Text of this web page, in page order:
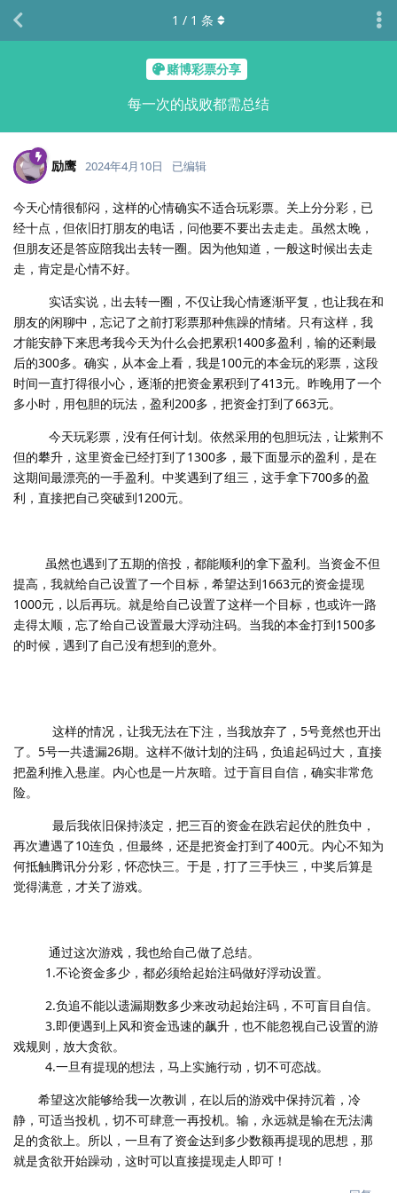
赌博彩票分享
每一次的战败都需总结
1 / 1 条
励鹰 2024年4月10日 已编辑
今天心情很郁闷，这样的心情确实不适合玩彩票。关上分分彩，已
经十点，但依旧打朋友的电话，问他要不要出去走走。虽然太晚，
但朋友还是答应陪我出去转一圈。因为他知道，一般这时候出去走
走，肯定是心情不好。
实话实说，出去转一圈，不仅让我心情逐渐平复，也让我在和
朋友的闲聊中，忘记了之前打彩票那种焦躁的情绪。只有这样，我
才能安静下来思考我今天为什么会把累积1400多盈利，输的还剩最
后的300多。确实，从本金上看，我是100元的本金玩的彩票，这段
时间一直打得很小心，逐渐的把资金累积到了413元。昨晚用了一个
多小时，用包胆的玩法，盈利200多，把资金打到了663元。
今天玩彩票，没有任何计划。依然采用的包胆玩法，让紫荆不
但的攀升，这里资金已经打到了1300多，最下面显示的盈利，是在
这期间最漂亮的一手盈利。中奖遇到了组三，这手拿下700多的盈
利，直接把自己突破到1200元。
虽然也遇到了五期的倍投，都能顺利的拿下盈利。当资金不但
提高，我就给自己设置了一个目标，希望达到1663元的资金提现
1000元，以后再玩。就是给自己设置了这样一个目标，也或许一路
走得太顺，忘了给自己设置最大浮动注码。当我的本金打到1500多
的时候，遇到了自己没有想到的意外。
这样的情况，让我无法在下注，当我放弃了，5号竟然也开出
了。5号一共遗漏26期。这样不做计划的注码，负追起码过大，直接
把盈利推入悬崖。内心也是一片灰暗。过于盲目自信，确实非常危
险。
最后我依旧保持淡定，把三百的资金在跌宕起伏的胜负中，
再次遭遇了10连负，但最终，还是把资金打到了400元。内心不知为
何抵触腾讯分分彩，怀恋快三。于是，打了三手快三，中奖后算是
觉得满意，才关了游戏。
通过这次游戏，我也给自己做了总结。
1.不论资金多少，都必须给起始注码做好浮动设置。
2.负追不能以遗漏期数多少来改动起始注码，不可盲目自信。
3.即便遇到上风和资金迅速的飙升，也不能忽视自己设置的游
戏规则，放大贪欲。
4.一旦有提现的想法，马上实施行动，切不可恋战。
希望这次能够给我一次教训，在以后的游戏中保持沉着，冷
静，可适当投机，切不可肆意一再投机。输，永远就是输在无法满
足的贪欲上。所以，一旦有了资金达到多少数额再提现的思想，那
就是贪欲开始躁动，这时可以直接提现走人即可！